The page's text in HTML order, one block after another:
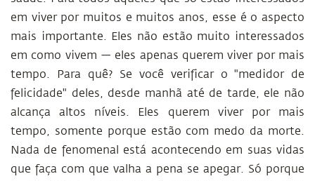
em viver por muitos e muitos anos, esse é o aspecto
mais importante. Eles não estão muito interessados
em como vivem — eles apenas querem viver por mais
tempo. Para quê? Se você verificar o "medidor de
felicidade" deles, desde manhã até de tarde, ele não
alcança altos níveis. Eles querem viver por mais
tempo, somente porque estão com medo da morte.
Nada de fenomenal está acontecendo em suas vidas
que faça com que valha a pena se apegar. Só porque